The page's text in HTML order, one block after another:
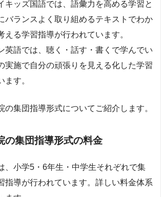
キッズ国語では、語彙力を高める学習と
バランスよく取り組めるテキストでわか
える学習指導が行われています。
英語では、聴く・話す・書くで学んでい
実施で自分の頑張りを見える化した学習
ます。
の集団指導形式についてご紹介します。
の集団指導形式の料金
、小学5・6年生・中学生それぞれで集
指導が行われています。詳しい料金体系